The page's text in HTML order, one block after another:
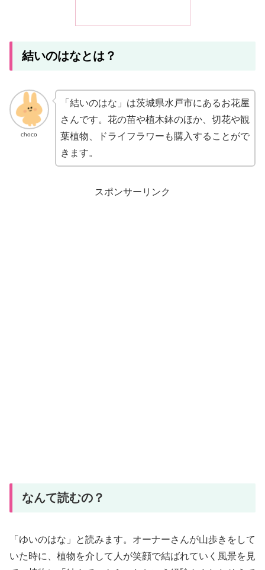
結いのはなとは？
choco
「結いのはな」は茨城県水戸市にあるお花屋
さんです。花の苗や植木鉢のほか、切花や観
葉植物、ドライフラワーも購入することがで
きます。
スポンサーリンク
なんて読むの？
「ゆいのはな」と読みます。オーナーさんが山歩きをして
いた時に、植物を介して人が笑顔で結ばれていく風景を見